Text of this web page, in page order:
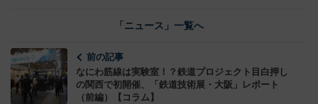
「ニュース」一覧へ
前の記事
なにわ筋線は実験室！？鉄道プロジェクト目白押し
の関西で初開催、「鉄道技術展・大阪」レポート
（前編）【コラム】